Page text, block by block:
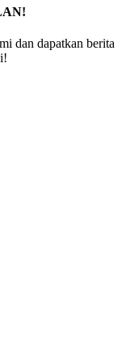
dan dapatkan berita